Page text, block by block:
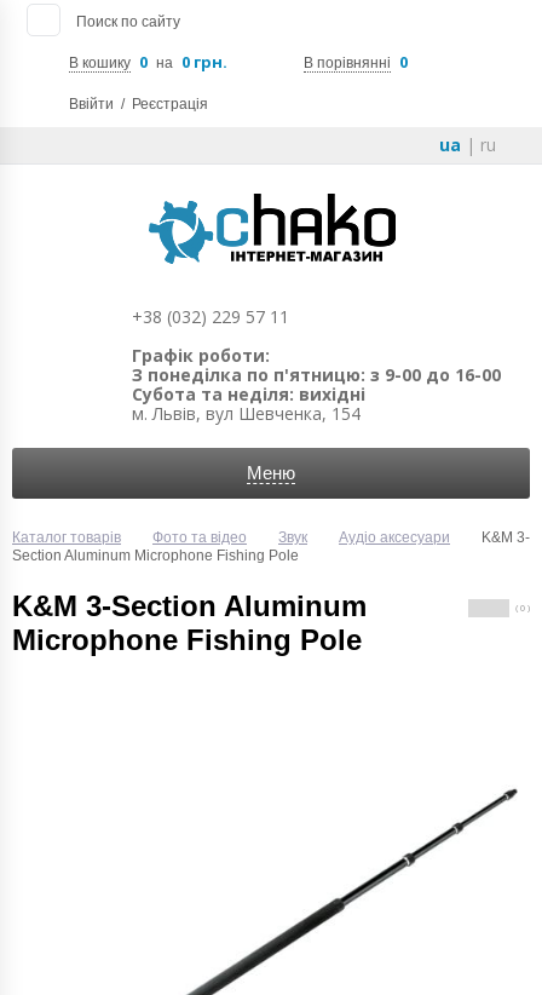
Поиск по сайту
В кошику 0 на 0 грн. В порівнянні 0
Ввійти / Реєстрація
ua | ru
+38 (032) 229 57 11
Графік роботи:
З понеділка по п'ятницю: з 9-00 до 16-00
Субота та неділя: вихідні
м. Львів, вул Шевченка, 154
Меню
Каталог товарів Фото та відео Звук Аудіо аксесуари
K&M 3-
Section Aluminum Microphone Fishing Pole
K&M 3-Section Aluminum
Microphone Fishing Pole
( 0 )